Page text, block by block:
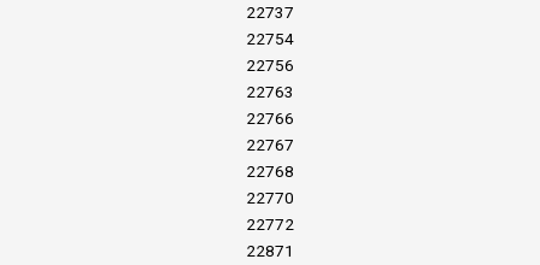
22737
22754
22756
22763
22766
22767
22768
22770
22772
22871